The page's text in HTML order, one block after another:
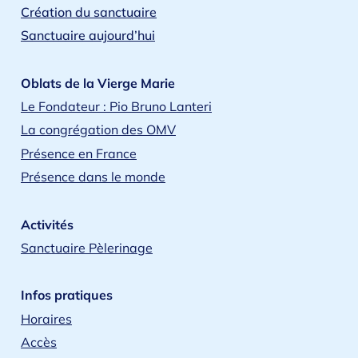
Création du sanctuaire
Sanctuaire aujourd’hui
Oblats de la Vierge Marie
Le Fondateur : Pio Bruno Lanteri
La congrégation des OMV
Présence en France
Présence dans le monde
Activités
Sanctuaire Pèlerinage
Infos pratiques
Horaires
Accès